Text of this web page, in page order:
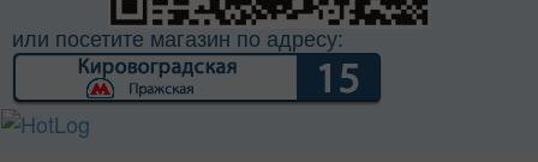
или посетите магазин по адресу: